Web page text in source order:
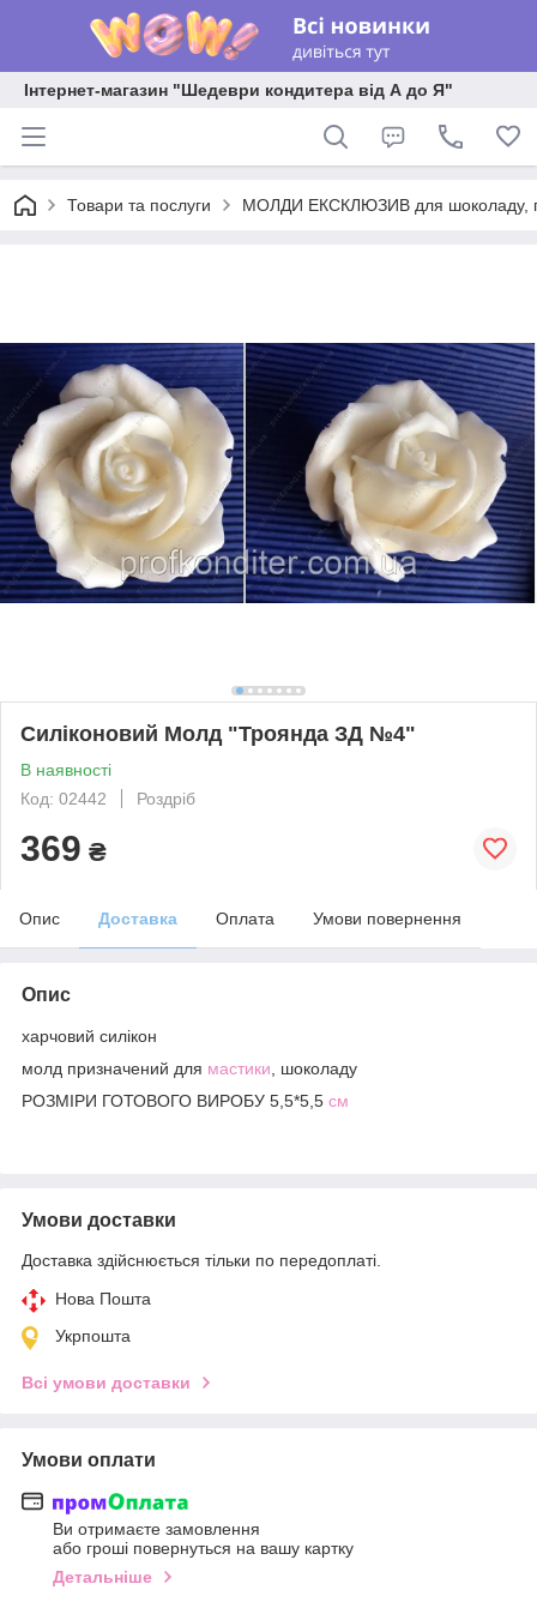
Інтернет-магазин "Шедеври кондитера від А до Я"
Товари та послуги МОЛДИ ЕКСКЛЮЗИВ для шоколаду,
Силіконовий Молд "Троянда ЗД №4"
В наявності
Код: 02442
Роздріб
369 ₴
Опис Доставка Оплата Умови повернення
Опис
харчовий силікон
молд призначений для мастики , шоколаду
РОЗМІРИ ГОТОВОГО ВИРОБУ 5,5*5,5 см
Умови доставки
Доставка здійснюється тільки по передоплаті.
Нова Пошта
Укрпошта
Всі умови доставки
Умови оплати
Ви отримаєте замовлення
або гроші повернуться на вашу картку
Детальніше